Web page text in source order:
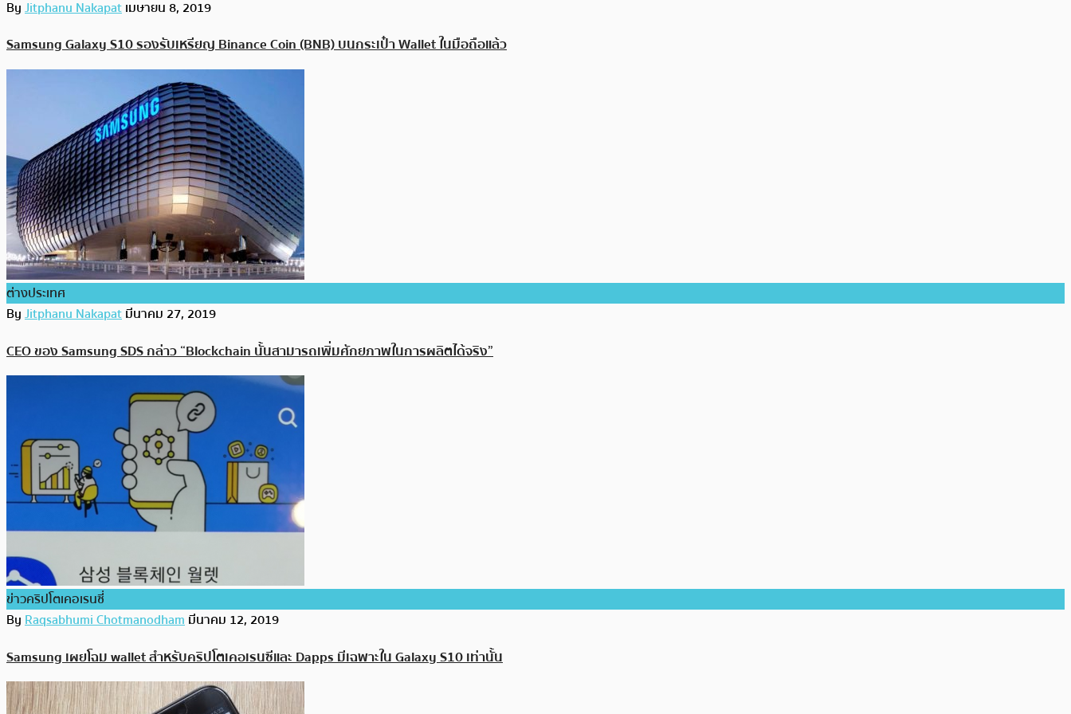
ByJitphanu Nakapatเมษายน 8, 2019
Samsung Galaxy S10 รองรับเหรียญ Binance Coin (BNB) บนกระเป๋า Wallet ในมือถือแล้ว
ต่างประเทศ
ByJitphanu Nakapatมีนาคม 27, 2019
CEO ของ Samsung SDS กล่าว “Blockchain นั้นสามารถเพิ่มศักยภาพในการผลิตได้จริง”
ข่าวคริปโตเคอเรนซี่
ByRaqsabhumi Chotmanodhamมีนาคม 12, 2019
Samsung เผยโฉม wallet สำหรับคริปโตเคอเรนซีและ Dapps มีเฉพาะใน Galaxy S10 เท่านั้น